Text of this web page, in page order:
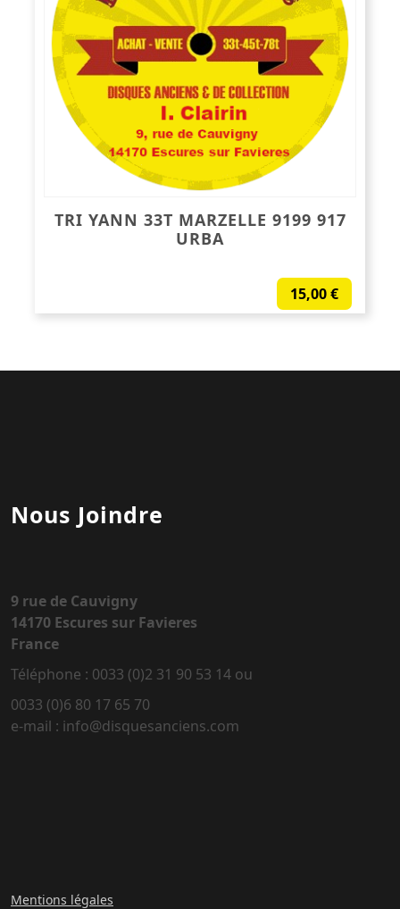
TRI YANN 33T MARZELLE 9199 917
URBA
15,00€
Nous Joindre
9 rue de Cauvigny
14170 Escures sur Favieres
France
Téléphone : 0033 (0)2 31 90 53 14 ou
0033 (0)6 80 17 65 70
e-mail : info@disquesanciens.com
Mentions légales